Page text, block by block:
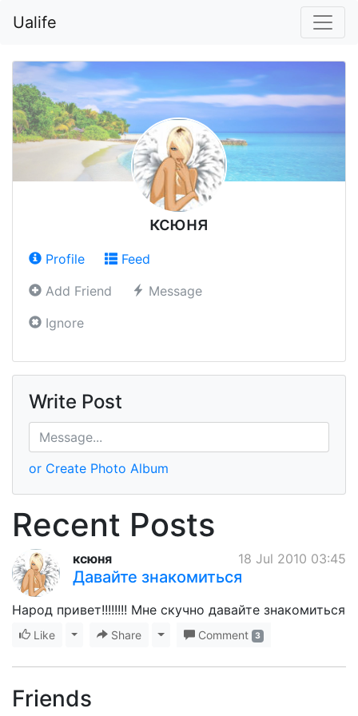
Ualife
ксюня
Profile
Feed
Add Friend
Message
Ignore
Write Post
or Create Photo Album
Recent Posts
18 Jul 2010 03:45
ксюня
Давайте знакомиться
Народ привет!!!!!!!! Мне скучно давайте знакомиться
Like Toggle Dropdown
Share Toggle Dropdown
Comment 3
Friends